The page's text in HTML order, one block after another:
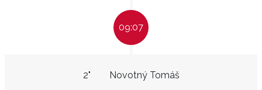
09:07
Novotný Tomáš
2"